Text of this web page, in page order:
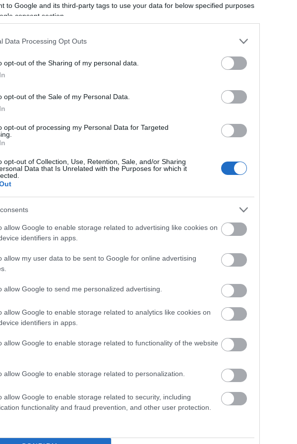
to Google and its third-party tags to use your data for below specified purposes
consent section.
Data Processing Opt Outs
opt-out of the Sharing of my personal data.
opt-out of the Sale of my Personal Data.
opt-out of processing my Personal Data for Targeted
opt-out of Collection, Use, Retention, Sale, and/or Sharing
Data that Is Unrelated with the Purposes for which it
allow Google to enable storage related to advertising like cookies on
identifiers in apps.
allow my user data to be sent to Google for online advertising
allow Google to send me personalized advertising.
allow Google to enable storage related to analytics like cookies on
identifiers in apps.
allow Google to enable storage related to functionality of the website
allow Google to enable storage related to personalization.
allow Google to enable storage related to security, including
functionality and fraud prevention, and other user protection.
július 17. (Barguzinban ezen a napon került elő
átérezzük érdemes felidézni a másik
régen tép farkas.
Barkas,
dőfi,
ébredj, Petőfi!
bólogatnak,
, itt laknak,
hogy is ne!
isme'.
benn van a villany,
elillan,
rabmadára,
az ára.
mavzoléjban,
ott van.
mert nincs rajt' mente,
a század,
rávágad.
gyors nyargalásza,
jegyes kvásza.
lángol,
gondol?
kocsma és művház,
felszikráz.
és akkor jajjaj,
hajjal,
flakonja,
nyugalomja.
a prosztó,
pirogra,